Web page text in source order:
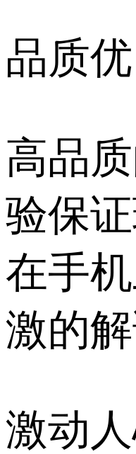
品质
高品
验保
在手
激的解
激动